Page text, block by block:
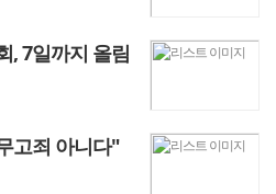
, 7일까지 올림
고죄 아니다"